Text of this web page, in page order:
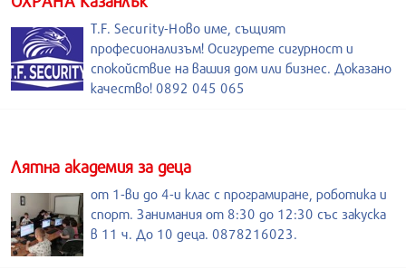
T.F. Security-Ново име, същият
професионализъм! Осигурете сигурност и
спокойствие на вашия дом или бизнес. Доказано
качество! 0892 045 065
Лятна академия за деца
от 1-ви до 4-и клас с програмиране, роботика и
спорт. Занимания от 8:30 до 12:30 със закуска
в 11 ч. До 10 деца. 0878216023.